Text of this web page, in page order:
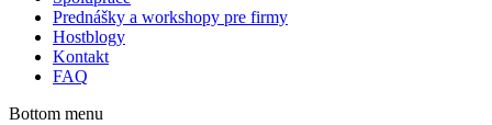
Prednášky a workshopy pre firmy
Hostblogy
Kontakt
FAQ
Bottom menu